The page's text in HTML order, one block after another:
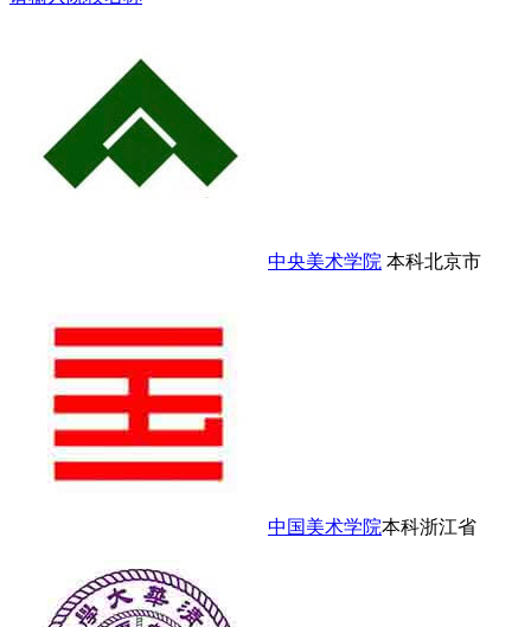
中央美术学院 本科北京市
中国美术学院本科浙江省